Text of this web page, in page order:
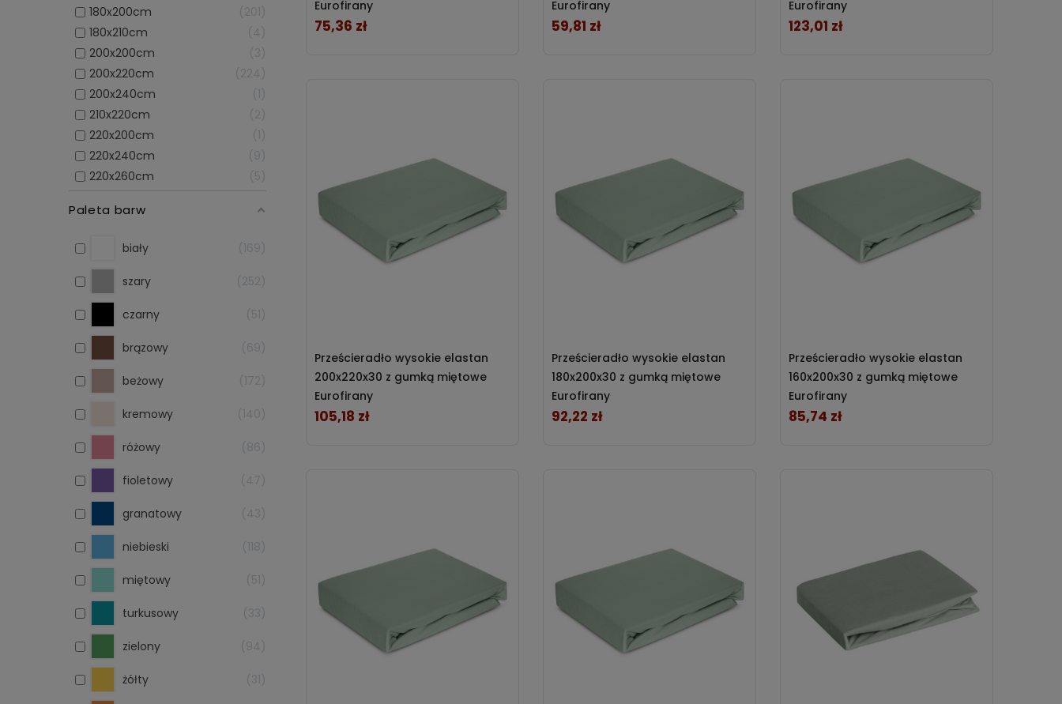
180x200cm
201
180x210cm
4
200x200cm
3
200x220cm
224
200x240cm
1
210x220cm
2
220x200cm
1
220x240cm
9
220x260cm
5
Paleta barw
biały 169
szary 252
czarny 51
brązowy 69
beżowy 172
kremowy 140
różowy 86
fioletowy 47
granatowy 43
niebieski 118
miętowy 51
turkusowy 33
zielony 94
żółty 31
Eurofirany
Cena
75,36 zł
Eurofirany
Cena
59,81 zł
Eurofirany
Cena
123,01 zł
Prześcieradło wysokie elastan
200x220x30 z gumką miętowe
Eurofirany
Cena
105,18 zł
Prześcieradło wysokie elastan
180x200x30 z gumką miętowe
Eurofirany
Cena
92,22 zł
Prześcieradło wysokie elastan
160x200x30 z gumką miętowe
Eurofirany
Cena
85,74 zł